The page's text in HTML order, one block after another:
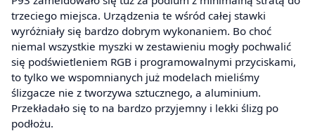
trzeciego miejsca. Urządzenia te wśród całej stawki
wyróżniały się bardzo dobrym wykonaniem. Bo choć
niemal wszystkie myszki w zestawieniu mogły pochwalić
się podświetleniem RGB i programowalnymi przyciskami,
to tylko we wspomnianych już modelach mieliśmy
ślizgacze nie z tworzywa sztucznego, a aluminium.
Przekładało się to na bardzo przyjemny i lekki ślizg po
podłożu.